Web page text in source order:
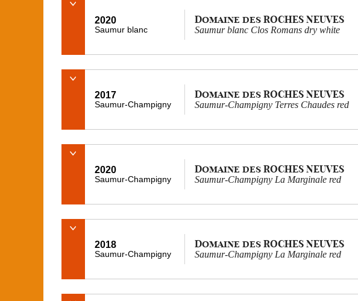
2020
Saumur blanc
Domaine des ROCHES NEUVES
Saumur blanc Clos Romans dry white
2017
Saumur-Champigny
Domaine des ROCHES NEUVES
Saumur-Champigny Terres Chaudes red
2020
Saumur-Champigny
Domaine des ROCHES NEUVES
Saumur-Champigny La Marginale red
2018
Saumur-Champigny
Domaine des ROCHES NEUVES
Saumur-Champigny La Marginale red